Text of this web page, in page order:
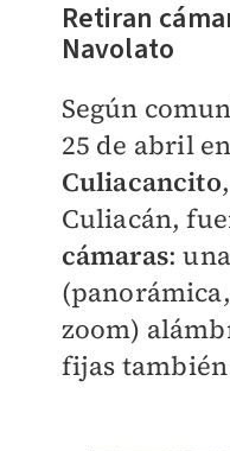
Retiran
Navolato
Según
25 de abril
Culiacancito
Culiacán,
cámaras:
zoom)
fijas